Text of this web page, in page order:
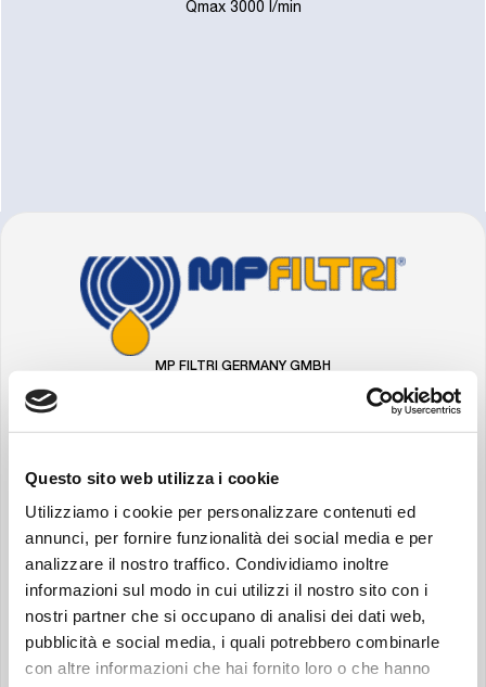
Questo sito web utilizza i cookie
Utilizziamo i cookie per personalizzare contenuti ed
annunci, per fornire funzionalità dei social media e per
analizzare il nostro traffico. Condividiamo inoltre
informazioni sul modo in cui utilizzi il nostro sito con i
nostri partner che si occupano di analisi dei dati web,
pubblicità e social media, i quali potrebbero combinarle
con altre informazioni che hai fornito loro o che hanno
Suche:
Qmax 3000 l/min
FOOTER
Gehe
zur
Startseite
MP FILTRI GERMANY GMBH
Germany
IMPRESSUM
DATENSCHUTZERKLÄRUNG
COOKIE-RICHTLINIE
ALLGEMEINE GESCHÄFTSBEDINGUNGEN
ERKLÄRUNG ZUR BARRIEREFREIHEIT